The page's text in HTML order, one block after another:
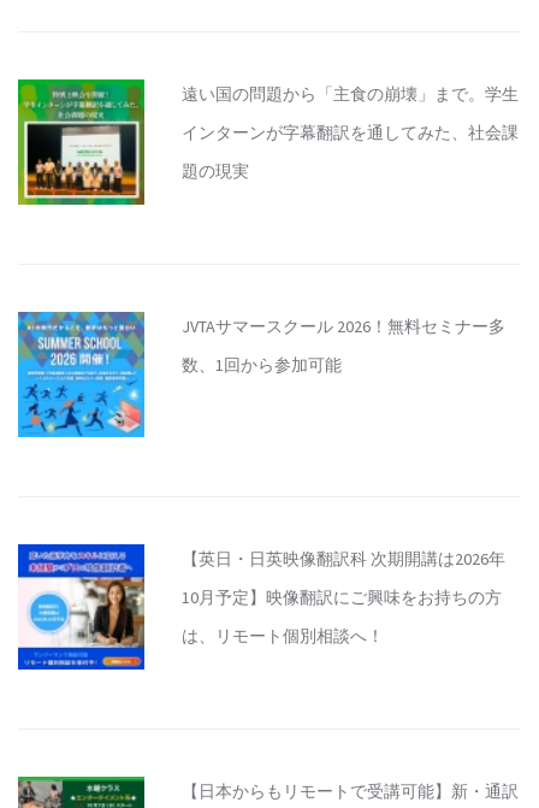
遠い国の問題から「主食の崩壊」まで。学生
インターンが字幕翻訳を通してみた、社会課
題の現実
JVTAサマースクール 2026！無料セミナー多
数、1回から参加可能
【英日・日英映像翻訳科 次期開講は2026年
10月予定】映像翻訳にご興味をお持ちの方
は、リモート個別相談へ！
【日本からもリモートで受講可能】新・通訳